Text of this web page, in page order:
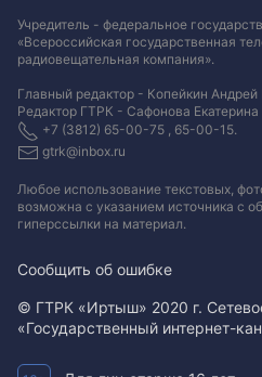
Учредитель - федеральное
«Всероссийская государственная
радиовещательная компания».
Главный редактор - Копейкин Андрей
Редактор ГТРК - Сафонова Екатерина
+7 (3812) 65-00-75 , 65-00-15.
gtrk@inbox.ru
Любое использование текстовых,
возможна с указанием источника с
гиперссылки на материал.
Сообщить об ошибке
© ГТРК «Иртыш» 2020 г.
«Государственный интернет-